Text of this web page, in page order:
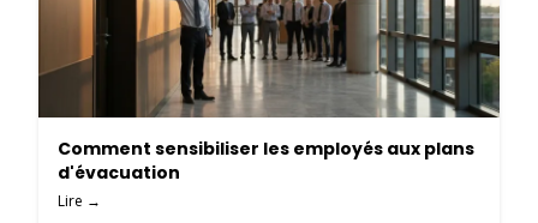
Comment sensibiliser les employés aux plans
d'évacuation
Lire →